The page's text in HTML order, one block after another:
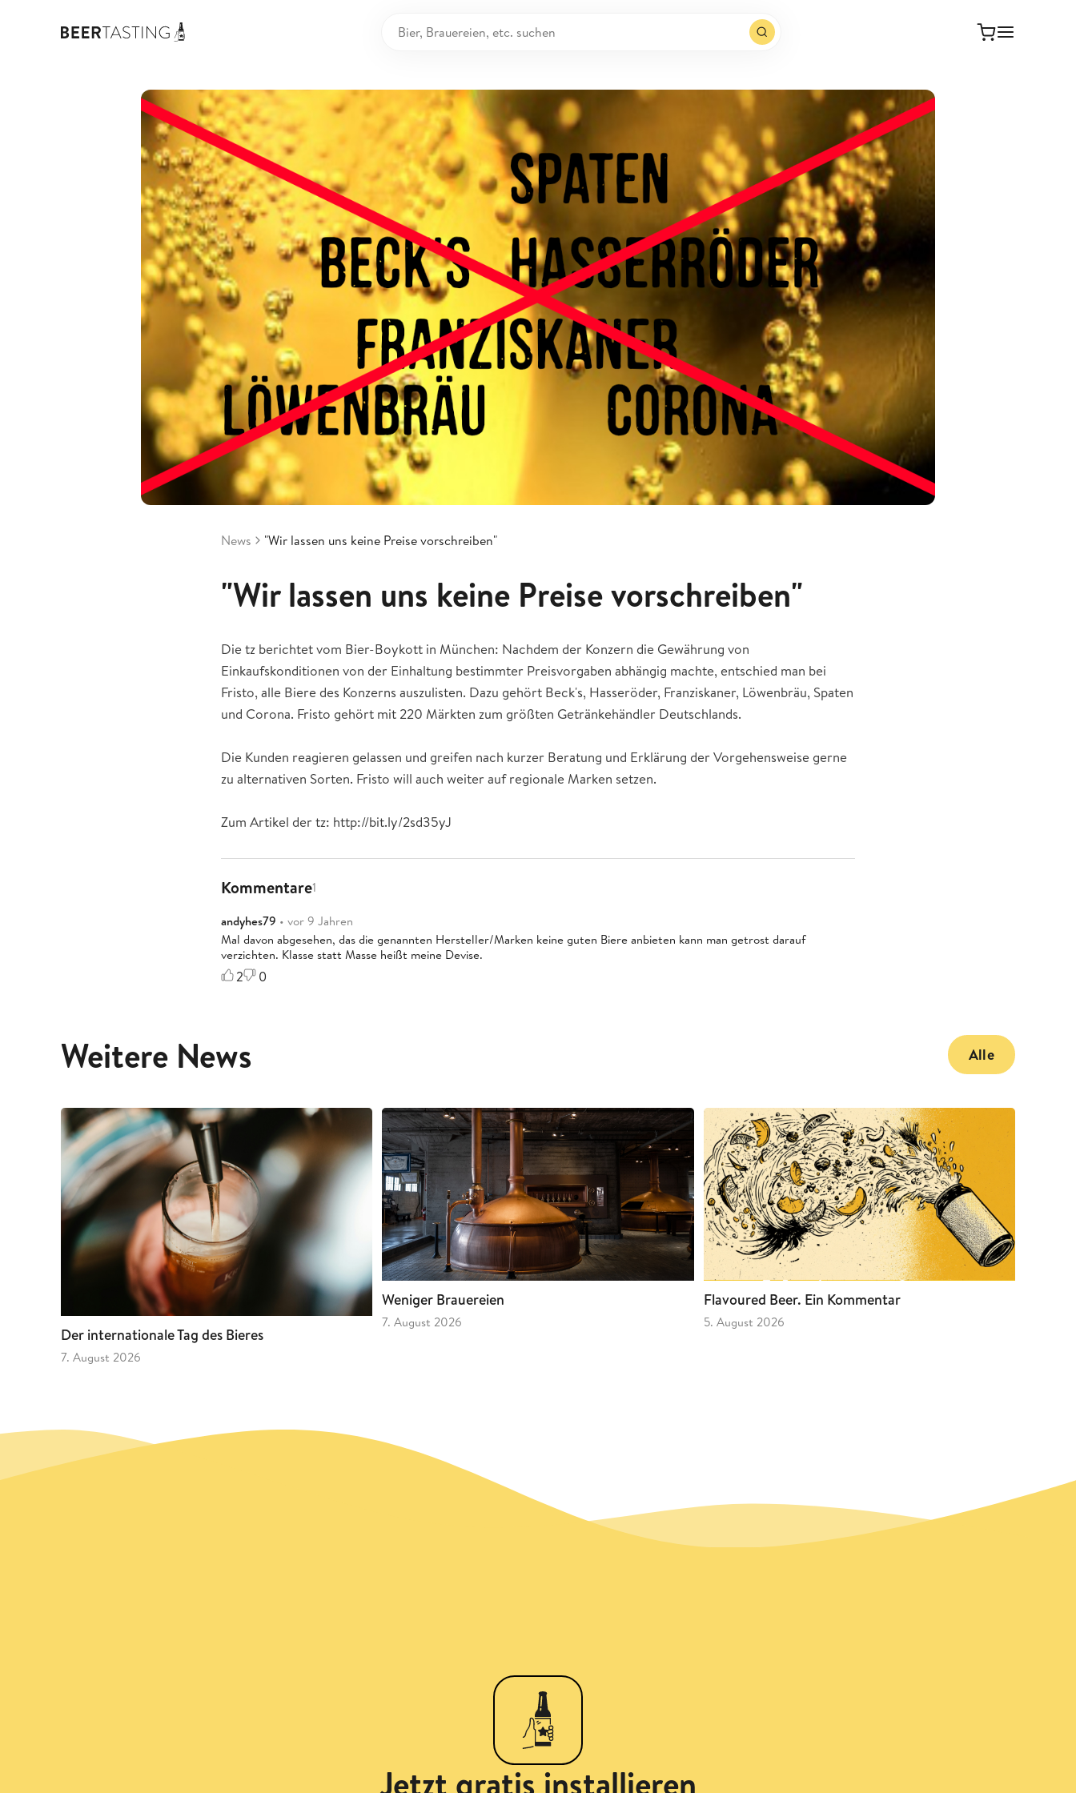
News "Wir lassen uns keine Preise vorschreiben"
"Wir lassen uns keine Preise vorschreiben"
Die tz berichtet vom Bier-Boykott in München: Nachdem der Konzern die Gewährung von
Einkaufskonditionen von der Einhaltung bestimmter Preisvorgaben abhängig machte, entschied man bei
Fristo, alle Biere des Konzerns auszulisten. Dazu gehört Beck's, Hasseröder, Franziskaner, Löwenbräu, Spaten
und Corona. Fristo gehört mit 220 Märkten zum größten Getränkehändler Deutschlands.
Die Kunden reagieren gelassen und greifen nach kurzer Beratung und Erklärung der Vorgehensweise gerne
zu alternativen Sorten. Fristo will auch weiter auf regionale Marken setzen.
Zum Artikel der tz: http://bit.ly/2sd35yJ
Kommentare1
andyhes79 • vor 9 Jahren
Mal davon abgesehen, das die genannten Hersteller/Marken keine guten Biere anbieten kann man getrost darauf
verzichten. Klasse statt Masse heißt meine Devise.
2 0
Weitere News Alle
Der internationale Tag des Bieres
7. August 2026
Weniger Brauereien
7. August 2026
Flavoured Beer. Ein Kommentar
5. August 2026
Jetzt gratis installieren